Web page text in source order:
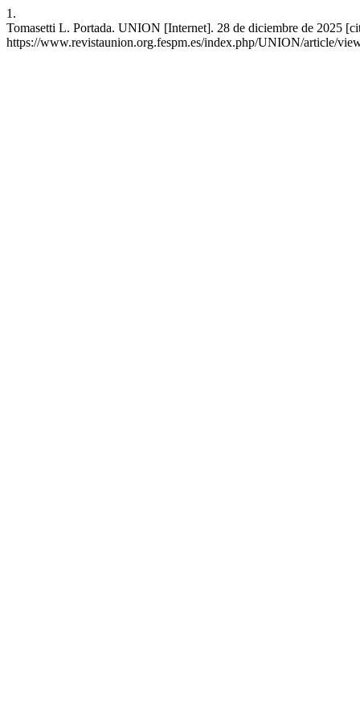
1.
Tomasetti L. Portada. UNION [Internet]. 28 de diciembre de 2025
https://www.revistaunion.org.fespm.es/index.php/UNION/article/